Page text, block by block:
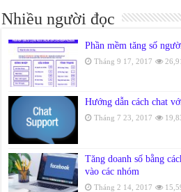
Nhiều người đọc
Phần mềm tăng số
Tháng 9 17, 2017
Hướng dẫn cách chat
Tháng 7 23, 2017
Tăng doanh số bằng
vào các nhóm
Tháng 2 14, 2017